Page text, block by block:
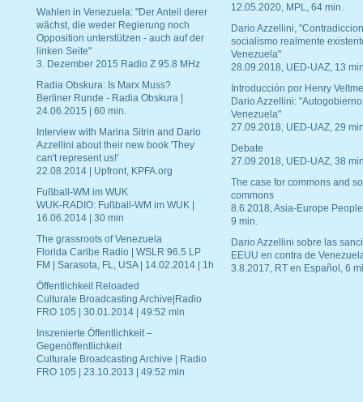
Wahlen in Venezuela: "Der Anteil derer
wächst, die weder Regierung noch
Opposition unterstützen - auch auf der
linken Seite"
3. Dezember 2015 Radio Z 95.8 MHz
Radia Obskura: Is Marx Muss?
Berliner Runde - Radia Obskura |
24.06.2015 | 60 min.
Interview with Marina Sitrin and Dario
Azzellini about their new book 'They
can't represent us!'
22.08.2014 | Upfront, KPFA.org
Fußball-WM im WUK
WUK-RADIO: Fußball-WM im WUK |
16.06.2014 | 30 min
The grassroots of Venezuela
Florida Caribe Radio | WSLR 96.5 LP
FM | Sarasota, FL, USA | 14.02.2014 | 1h
Öffentlichkeit Reloaded
Culturale Broadcasting Archive|Radio
FRO 105 | 30.01.2014 | 49:52 min
Inszenierte Öffentlichkeit –
Gegenöffentlichkeit
Culturale Broadcasting Archive | Radio
FRO 105 | 23.10.2013 | 49:52 min
12.05.2020, MPL, 64 min.
Dario Azzellini,
socialismo realmente
Venezuela"
28.09.2018, UED-UAZ, 13
Introducción por Henry
Dario Azzellini:
Venezuela"
27.09.2018, UED-UAZ, 29
Debate
27.09.2018, UED-UAZ, 38
The case for commons and
commons
8.6.2018, Asia-Europe
9 min.
Dario Azzellini sobre las
EEUU en contra de
3.8.2017, RT en Español, 6